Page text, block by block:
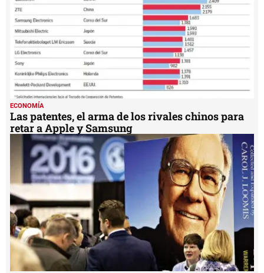
ECONOMÍA
Las patentes, el arma de los rivales chinos para
retar a Apple y Samsung